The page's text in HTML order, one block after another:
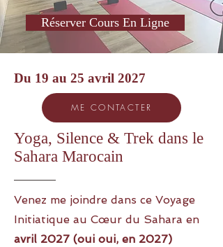
Réserver Cours En Ligne
Du 19 au 25 avril 2027
ME CONTACTER
Yoga, Silence & Trek dans le
Sahara Marocain
Venez me joindre dans ce Voyage
Initiatique au Cœur du Sahara en
avril 2027 (oui oui, en 2027)